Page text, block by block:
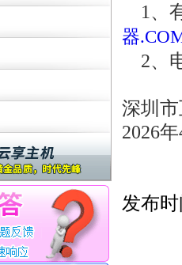
1、
器
2、
深圳
2026
发布时